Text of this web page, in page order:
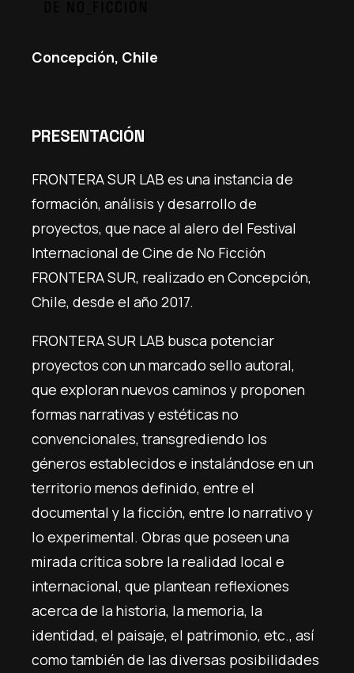
Concepción, Chile
PRESENTACIÓN
FRONTERA SUR LAB es una instancia de
formación, análisis y desarrollo de
proyectos, que nace al alero del Festival
Internacional de Cine de No Ficción
FRONTERA SUR, realizado en Concepción,
Chile, desde el año 2017.
FRONTERA SUR LAB busca potenciar
proyectos con un marcado sello autoral,
que exploran nuevos caminos y proponen
formas narrativas y estéticas no
convencionales, transgrediendo los
géneros establecidos e instalándose en un
territorio menos definido, entre el
documental y la ficción, entre lo narrativo y
lo experimental. Obras que poseen una
mirada crítica sobre la realidad local e
internacional, que plantean reflexiones
acerca de la historia, la memoria, la
identidad, el paisaje, el patrimonio, etc., así
como también de las diversas posibilidades